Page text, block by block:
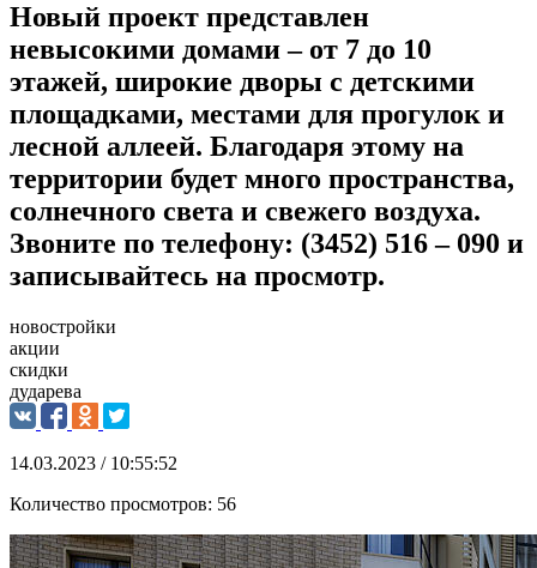
Новый проект представлен
невысокими домами – от 7 до 10
этажей, широкие дворы с детскими
площадками, местами для прогулок и
лесной аллеей. Благодаря этому на
территории будет много пространства,
солнечного света и свежего воздуха.
Звоните по телефону: (3452) 516 – 090 и
записывайтесь на просмотр.
новостройки
акции
скидки
дударева
14.03.2023 / 10:55:52
Количество просмотров: 56